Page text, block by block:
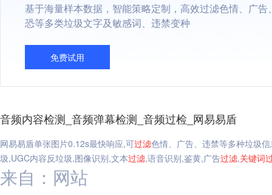
基于海量样本数据，智能策略定制，高效过滤色情、广告
恐等多类垃圾文字及敏感词、违禁变种
免费试用
音频内容检测_音频弹幕检测_音频过检_网易易盾
网易易盾单张图片0.12s最快响应,可过滤色情、广告、违禁等多种垃圾
圾,UGC内容反垃圾,图像识别,文本过滤,语音识别,鉴黄,广告过滤,关键词
来自：网站